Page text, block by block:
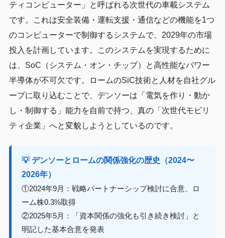
ティコンピューター」と呼ばれる次世代の車載システム
です。これは安全装備・運転支援・通信などの機能を1つ
のコンピューターで制御するシステムで、2029年の市場
投入を計画しています。このシステムを実現するために
は、SoC（システム・オン・チップ）と高性能なパワー
半導体が不可欠です。ロームのSiC技術と人材を自社グル
ープに取り込むことで、デンソーは「電気を作り・動か
し・制御する」能力を自前で持つ、真の「次世代モビリ
ティ企業」へと変貌しようとしているのです。
💡 デンソーとロームの関係強化の歴史（2024〜
2026年）
①2024年9月：戦略パートナーシップ検討に合意、ロ
ーム株0.3%取得
②2025年5月：「資本関係の強化も引き続き検討」と
明記した基本合意を発表